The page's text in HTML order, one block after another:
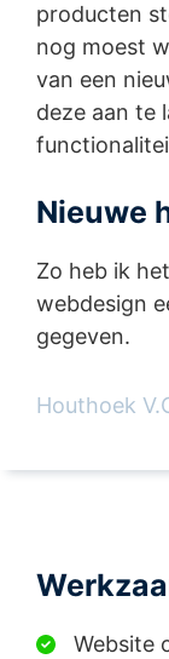
producten
nog moest
van een
deze aan te
Nieuwe
Zo heb ik
webdesign
gegeven.
Houthoek
Website